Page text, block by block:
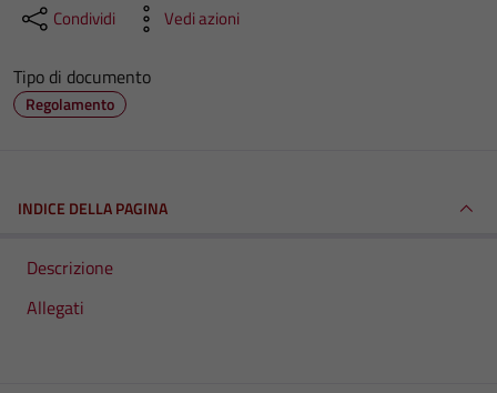
Condividi Vedi azioni
Tipo di documento
Regolamento
INDICE DELLA PAGINA
Descrizione
Allegati